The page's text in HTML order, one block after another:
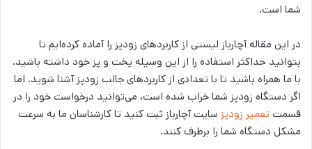
شما است.
در این مقاله آچارباز لیستی از کاربردهای زودپز را آماده کرده‌ایم تا
بتوانید حداکثر استفاده را از این وسیله پخت و پز خود داشته باشید.
با ما همراه باشید تا با تعدادی از کاربردهای جالب زودپز آشنا شوید. اما
اگر دستگاه زودپز شما خراب شده است، می‌توانید درخواست خود را در
قسمت تعمیر زودپز سایت آچارباز ثبت کنید تا کارشناسان ما به سرعت
مشکل دستگاه شما را برطرف کنند.